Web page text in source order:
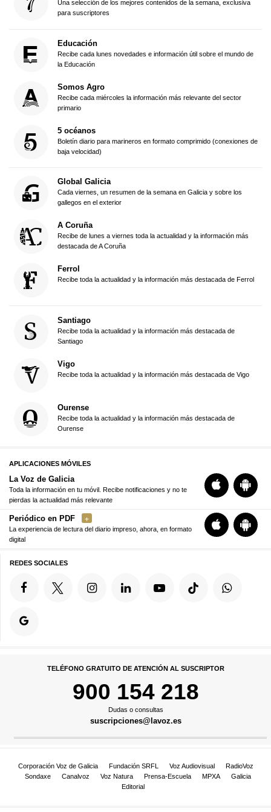
Una selección de los mejores contenidos de la semana, exclusiva
para suscriptores
Educación
Recibe cada lunes novedades e información útil sobre el mundo de
la Educación
Somos Agro
Recibe cada miércoles la información más relevante del sector
primario
5 océanos
Boletín diario para marineros en formato comprimido (conexiones de
baja velocidad)
Global Galicia
Cada viernes, un resumen de la semana en Galicia y sobre los
gallegos en el exterior
A Coruña
Recibe de lunes a viernes toda la actualidad y la información más
destacada de A Coruña
Ferrol
Recibe toda la actualidad y la información más destacada de Ferrol
Santiago
Recibe toda la actualidad y la información más destacada de
Santiago
Vigo
Recibe toda la actualidad y la información más destacada de Vigo
Ourense
Recibe toda la actualidad y la información más destacada de
Ourense
APLICACIONES MÓVILES
La Voz de Galicia
Toda la información en tu móvil. Recibe notificaciones y no te
pierdas la actualidad más relevante
Periódico en PDF
La experiencia de lectura del diario impreso, ahora, en formato
digital
REDES SOCIALES
TELÉFONO GRATUITO DE ATENCIÓN AL SUSCRIPTOR
900 154 218
Dudas o consultas
suscripciones@lavoz.es
Corporación Voz de Galicia Fundación SRFL Voz Audiovisual
RadioVoz
Sondaxe
Canalvoz Voz Natura Prensa-Escuela MPXA
Galicia
Editorial